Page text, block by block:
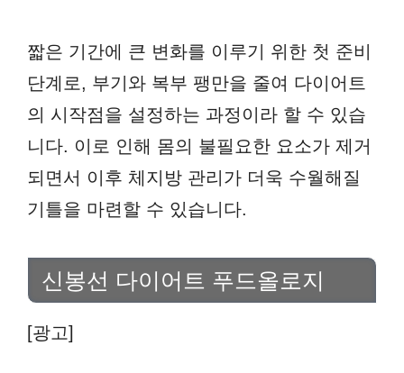
짧은 기간에 큰 변화를 이루기 위한 첫 준비
단계로, 부기와 복부 팽만을 줄여 다이어트
의 시작점을 설정하는 과정이라 할 수 있습
니다. 이로 인해 몸의 불필요한 요소가 제거
되면서 이후 체지방 관리가 더욱 수월해질
기틀을 마련할 수 있습니다.
신봉선 다이어트 푸드올로지
[광고]